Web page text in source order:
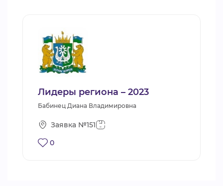
Лидеры региона – 2023
Бабинец Диана Владимировна
Заявка №151
0